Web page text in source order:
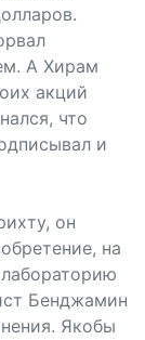
А Хирам
акций
что
и
он
на
Бенджамин
Якобы